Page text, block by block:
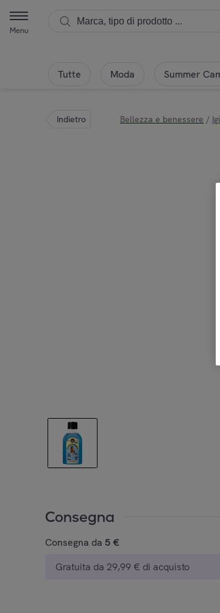
Menu
Tutte Moda Summer
Indietro Bellezza e benessere /
Consegna
Consegna da 5 €
Gratuita da 29,99 € di acquisto